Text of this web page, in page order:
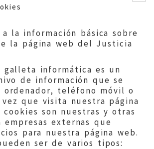
a la información básica sobre
la página web del Justicia
galleta informática es un
de información que se
ordenador, teléfono móvil o
que visita nuestra página
cookies son nuestras y otras
empresas externas que
para nuestra página web.
ser de varios tipos: